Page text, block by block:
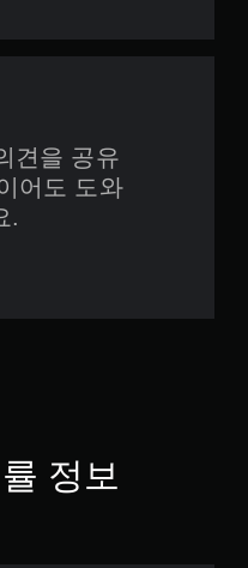
견을 공유
어도 도와
.
정보